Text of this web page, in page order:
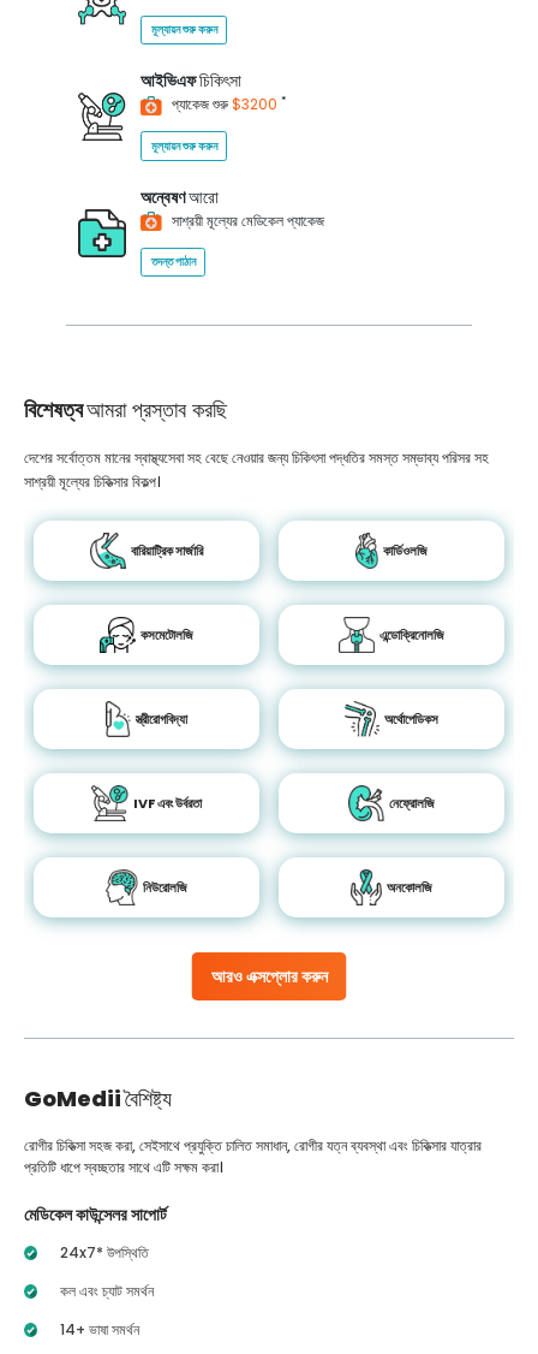
মূল্যায়ন শুরু করুন
আইভিএফচিকিৎসা
প্যাকেজ শুরু$3200 *
মূল্যায়ন শুরু করুন
অন্বেষণআরো
সাশ্রয়ী মূল্যের মেডিকেল প্যাকেজ
তদন্ত পাঠান
বিশেষত্বআমরা প্রস্তাব করছি
আরও এক্সপ্লোর করুন
দেশের সর্বোত্তম মানের স্বাস্থ্যসেবা সহ বেছে নেওয়ার জন্য চিকিৎসা পদ্ধতির সমস্ত সম্ভাব্য পরিসর সহ
সাশ্রয়ী মূল্যের চিকিত্সার বিকল্প।
বারিয়াট্রিক সার্জারি কার্ডিওলজি
কসমেটোলজি এন্ডোক্রিনোলজি
স্ত্রীরোগবিদ্যা অর্থোপেডিকস
IVF এবং উর্বরতা নেফ্রোলজি
নিউরোলজি অনকোলজি
GoMediiবৈশিষ্ট্য
রোগীর চিকিত্সা সহজ করা, সেইসাথে প্রযুক্তি চালিত সমাধান, রোগীর যত্ন ব্যবস্থা এবং চিকিত্সার যাত্রার
প্রতিটি ধাপে স্বচ্ছতার সাথে এটি সক্ষম করা।
মেডিকেল কাউন্সেলর সাপোর্ট
24x7* উপস্থিতি
কল এবং চ্যাট সমর্থন
14+ ভাষা সমর্থন